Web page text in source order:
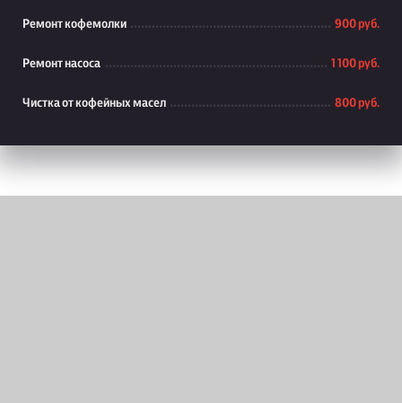
Ремонт кофемолки 900 руб.
Ремонт насоса 1 100 руб.
Чистка от кофейных масел 800 руб.